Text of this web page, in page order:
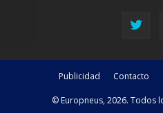
Publicidad Contacto
© Europneus, 2026. Todos